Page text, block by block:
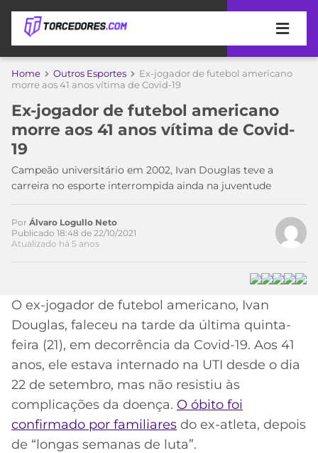
APOSTAS
DE
APOSTA
MELHORES
SITES
DE
APOSTAS
2026
BETBOOM
CÓDIGO
DE
INDICAÇÃO
BET365
CÓDIGO
BETANO
COPA
MUNDO
TIMES
MEU
TIME
PALMEIRAS
CORINTHIANS
SÃO
PAULO
SANTOS
CAMPEONATOS
SÉRIE
LIBERTADORES
COPA
DO
BRASIL
ESPORTIVA
MERCADO
DA
BOLA
PALPITES
Home Outros Esportes
Ex-jogador de futebol americano
morre aos 41 anos vítima de Covid-19
Ex-jogador de futebol americano
morre aos 41 anos vítima de Covid-
19
Campeão universitário em 2002, Ivan Douglas teve a
carreira no esporte interrompida ainda na juventude
Acesse o perfil do autor
no Twitter
Por Álvaro Logullo Neto
Publicado 18:48 de 22/10/2021
Atualizado há 5 anos
O ex-jogador de futebol americano, Ivan
Douglas, faleceu na tarde da última quinta-
feira (21), em decorrência da Covid-19. Aos 41
anos, ele estava internado na UTI desde o dia
22 de setembro, mas não resistiu às
complicações da doença. O óbito foi
confirmado por familiares do ex-atleta, depois
de “longas semanas de luta”.